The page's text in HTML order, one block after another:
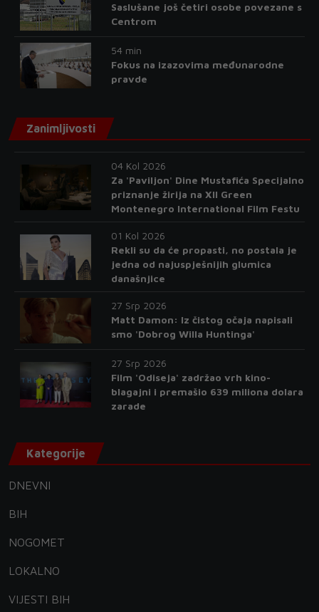
Saslušane još četiri osobe povezane s
Centrom
54 min
Fokus na izazovima međunarodne
pravde
Zanimljivosti
04 Kol 2026
Za 'Paviljon' Dine Mustafića Specijalno
priznanje žirija na XII Green
Montenegro International Film Festu
01 Kol 2026
Rekli su da će propasti, no postala je
jedna od najuspješnijih glumica
današnjice
27 Srp 2026
Matt Damon: Iz čistog očaja napisali
smo 'Dobrog Willa Huntinga'
27 Srp 2026
Film 'Odiseja' zadržao vrh kino-
blagajni i premašio 639 miliona dolara
zarade
Kategorije
DNEVNI
BIH
NOGOMET
LOKALNO
VIJESTI BIH